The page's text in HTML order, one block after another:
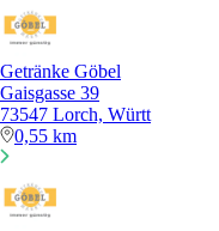
Getränke Göbel
Gaisgasse 39
73547 Lorch, Württ
0,55 km